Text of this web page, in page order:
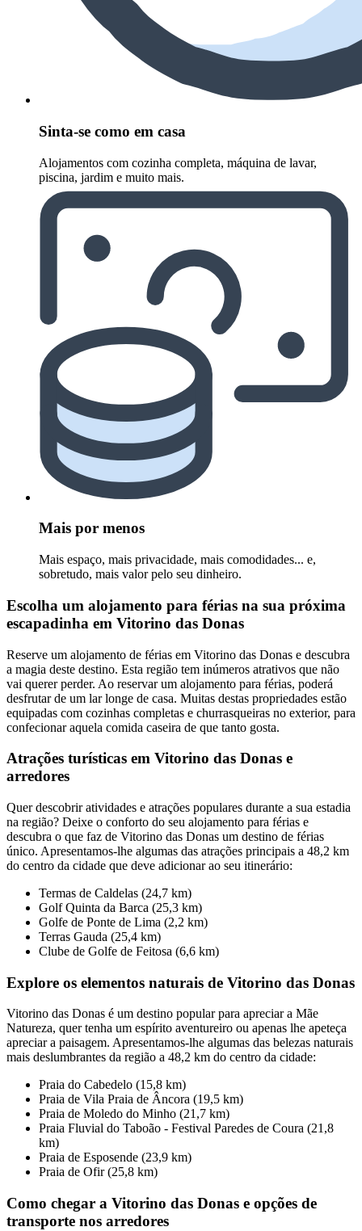
Sinta-se como em casa
Alojamentos com cozinha completa, máquina de lavar,
piscina, jardim e muito mais.
Mais por menos
Mais espaço, mais privacidade, mais comodidades... e,
sobretudo, mais valor pelo seu dinheiro.
Escolha um alojamento para férias na sua próxima
escapadinha em Vitorino das Donas
Reserve um alojamento de férias em Vitorino das Donas e descubra
a magia deste destino. Esta região tem inúmeros atrativos que não
vai querer perder. Ao reservar um alojamento para férias, poderá
desfrutar de um lar longe de casa. Muitas destas propriedades estão
equipadas com cozinhas completas e churrasqueiras no exterior, para
confecionar aquela comida caseira de que tanto gosta.
Atrações turísticas em Vitorino das Donas e
arredores
Quer descobrir atividades e atrações populares durante a sua estadia
na região? Deixe o conforto do seu alojamento para férias e
descubra o que faz de Vitorino das Donas um destino de férias
único. Apresentamos-lhe algumas das atrações principais a 48,2 km
do centro da cidade que deve adicionar ao seu itinerário:
Termas de Caldelas (24,7 km)
Golf Quinta da Barca (25,3 km)
Golfe de Ponte de Lima (2,2 km)
Terras Gauda (25,4 km)
Clube de Golfe de Feitosa (6,6 km)
Explore os elementos naturais de Vitorino das Donas
Vitorino das Donas é um destino popular para apreciar a Mãe
Natureza, quer tenha um espírito aventureiro ou apenas lhe apeteça
apreciar a paisagem. Apresentamos-lhe algumas das belezas naturais
mais deslumbrantes da região a 48,2 km do centro da cidade:
Praia do Cabedelo (15,8 km)
Praia de Vila Praia de Âncora (19,5 km)
Praia de Moledo do Minho (21,7 km)
Praia Fluvial do Taboão - Festival Paredes de Coura (21,8
km)
Praia de Esposende (23,9 km)
Praia de Ofir (25,8 km)
Como chegar a Vitorino das Donas e opções de
transporte nos arredores